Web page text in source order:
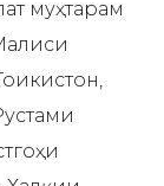
муҳтарам